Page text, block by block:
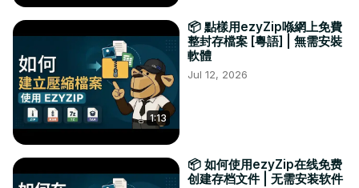
1:13
📦 點樣用ezyZip喺網上免費
整封存檔案 [粵語] | 無需安裝
軟體
Jul 12, 2026
📦 如何使用ezyZip在线免费
创建存档文件 | 无需安装软件